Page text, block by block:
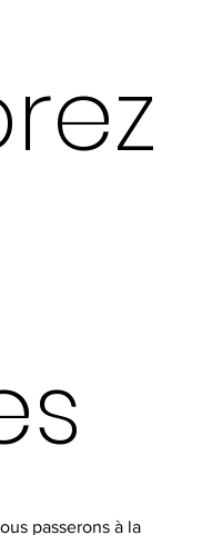
passerons à la